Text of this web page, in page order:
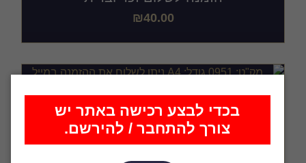
בכדי לבצע רכישה באתר יש
צורך להתחבר / להירשם.
₪40.00